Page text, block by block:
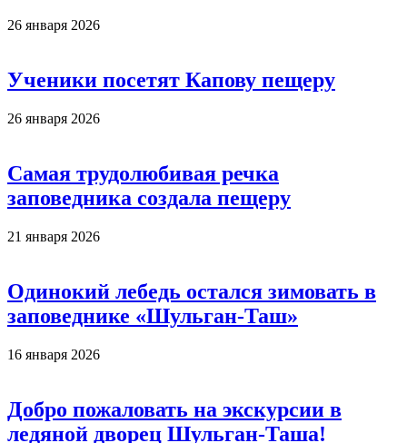
26 января 2026
Ученики посетят Капову пещеру
26 января 2026
Самая трудолюбивая речка
заповедника создала пещеру
21 января 2026
Одинокий лебедь остался зимовать в
заповеднике «Шульган-Таш»
16 января 2026
Добро пожаловать на экскурсии в
ледяной дворец Шульган-Таша!